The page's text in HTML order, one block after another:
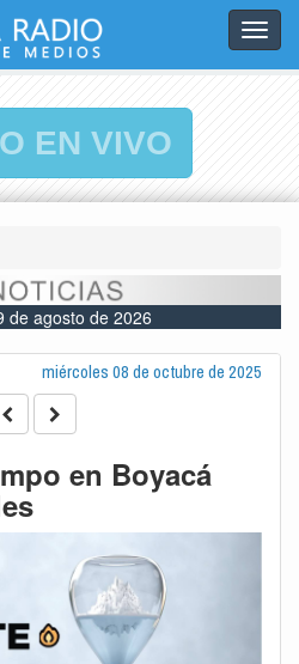
EN VIVO
de agosto de 2026
miércoles 08 de octubre de 2025
en Boyacá